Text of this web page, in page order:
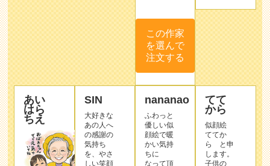
この作家
を選んで
注文する
あい
はら
ちえ
SIN
大好きな
あの人へ
の感謝の
気持ち
を、やさ
しい笑顔
nananao
ふわっと
優しい似
顔絵で暖
かい気持
ちに
なって頂
てて
から
似顔絵
ててか
ら と申
します。
子供の